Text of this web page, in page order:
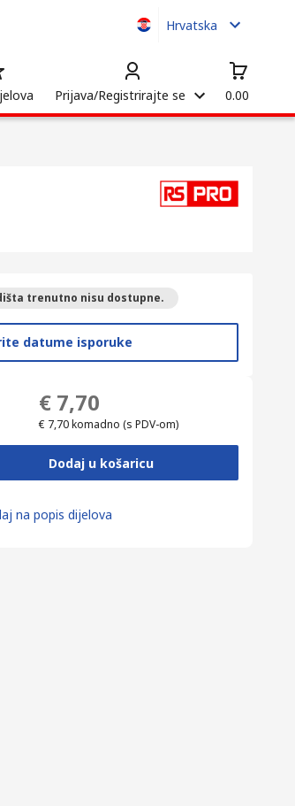
Hrvatska
Prijava/Registrirajte se 0.00
trenutno nisu dostupne.
datume isporuke
€ 7,70
€ 7,70 komadno (s PDV-om)
Dodaj u košaricu
na popis dijelova